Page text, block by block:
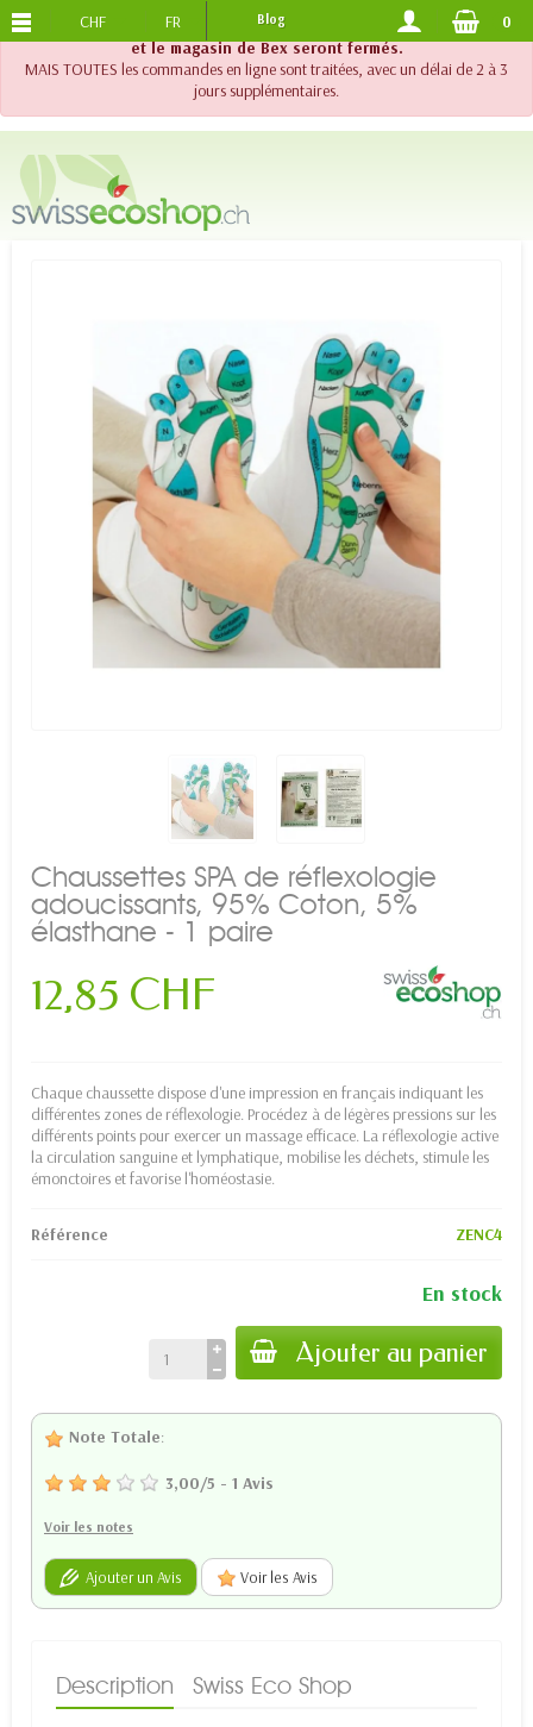
!! Important !! Jusqu'au 20 août 2026, le support téléphonique
et le magasin de Bex seront fermés.
MAIS TOUTES les commandes en ligne sont traitées, avec un délai de 2 à 3
jours supplémentaires.
PORTS OFFERTS DES 120.-
CHF FR Blog 0
Chaussettes SPA de réflexologie
adoucissants, 95% Coton, 5%
élasthane - 1 paire
12,85 CHF
Chaque chaussette dispose d'une impression en français indiquant les
différentes zones de réflexologie. Procédez à de légères pressions sur les
différents points pour exercer un massage efficace. La réflexologie active
la circulation sanguine et lymphatique, mobilise les déchets, stimule les
émonctoires et favorise l'homéostasie.
Référence ZENC4
En stock
Ajouter au panier
Note Totale:
3,00/5 - 1 Avis
Voir les notes
Ajouter un Avis Voir les Avis
Description Swiss Eco Shop